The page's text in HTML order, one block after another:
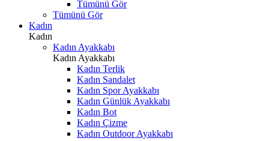
Tümünü Gör
Tümünü Gör
Kadın
Kadın
Kadın Ayakkabı
Kadın Ayakkabı
Kadın Terlik
Kadın Sandalet
Kadın Spor Ayakkabı
Kadın Günlük Ayakkabı
Kadın Bot
Kadın Çizme
Kadın Outdoor Ayakkabı